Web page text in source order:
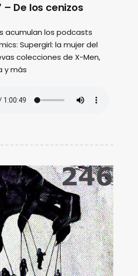
De los cenizos
acumulan los podcasts
Supergirl: la mujer del
colecciones de X-Men,
y más